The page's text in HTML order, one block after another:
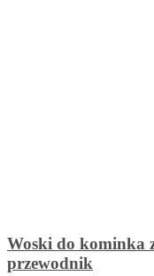
Woski do kominka
przewodnik